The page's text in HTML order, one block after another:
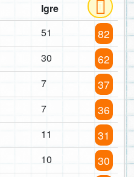
Igre
51 82
30 62
7 37
7 36
11 31
10 30